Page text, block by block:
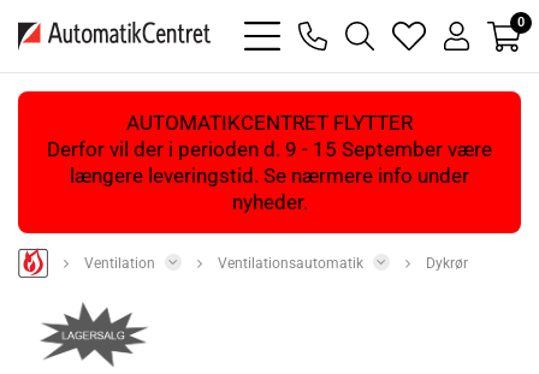
bars
light
phone
magnifying
glass
heart
light
user
light
0
AUTOMATIKCENTRET FLYTTER
Derfor vil der i perioden d. 9 - 15 September være
længere leveringstid. Se nærmere info under
nyheder.
Ventilation Ventilationsautomatik Dykrør